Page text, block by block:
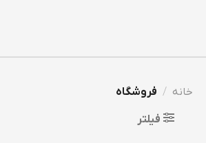
خانه / فروشگاه
فیلتر